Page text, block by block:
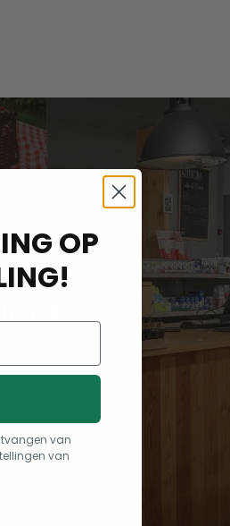
OP
van
van